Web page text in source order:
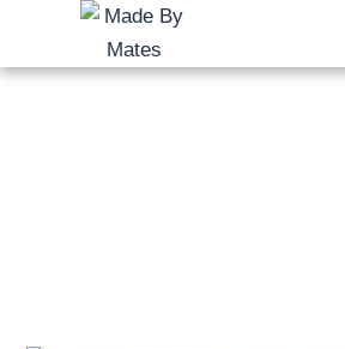
springen